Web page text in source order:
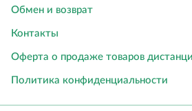
Обмен и возврат
Контакты
Оферта о продаже товаров
Политика конфиденциальности